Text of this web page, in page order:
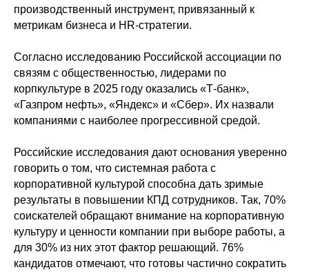
производственный инструмент, привязанный к
метрикам бизнеса и HR-стратегии.
Согласно исследованию Российской ассоциации по
связям с общественностью, лидерами по
корпкультуре в 2025 году оказались «Т-банк»,
«Газпром нефть», «Яндекс» и «Сбер». Их назвали
компаниями с наиболее прогрессивной средой.
Российские исследования дают основания уверенно
говорить о том, что системная работа с
корпоративной культурой способна дать зримые
результаты в повышении КПД сотрудников. Так, 70%
соискателей обращают внимание на корпоративную
культуру и ценности компании при выборе работы, а
для 30% из них этот фактор решающий. 76%
кандидатов отмечают, что готовы частично сократить
Москва, ул. Летниковская, 2с1, к.D
Связаться с нами
info@s-q-n.ru
telegram
КОНТАКТЫ